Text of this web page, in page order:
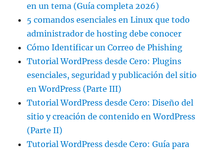
en un tema (Guía completa 2026)
5 comandos esenciales en Linux que todo
administrador de hosting debe conocer
Cómo Identificar un Correo de Phishing
Tutorial WordPress desde Cero: Plugins
esenciales, seguridad y publicación del sitio
en WordPress (Parte III)
Tutorial WordPress desde Cero: Diseño del
sitio y creación de contenido en WordPress
(Parte II)
Tutorial WordPress desde Cero: Guía para